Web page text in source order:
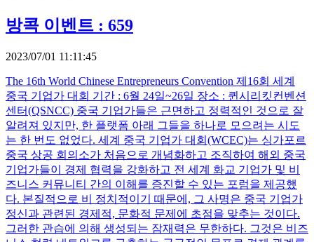
방콕 이벤트 : 659
2023/07/01 11:11:45
The 16th World Chinese Entrepreneurs Convention 제16회 세계
중국 기업가 대회 기간 : 6월 24일~26일 장소 : 퀸시리킷컨벤션
센터(QSNCC) 중국 기업가들은 근면하고 정력적인 것으로 잘
알려져 있지만, 한 플랫폼 아래 그들을 하나로 모으려는 시도
는 한 번도 없었다. 세계 중국 기업가 대회(WCEC)는 싱가포르
중국 상공 회의소가 처음으로 개념화하고 조직하여 해외 중국
기업가들이 경제 협력을 강화하고 전 세계 화교 기업가 및 비
즈니스 커뮤니티 간의 이해를 증진할 수 있는 포럼을 제공했
다. 본질적으로 비 정치적이기 때문에, 그 사명은 중국 기업가
정신과 관련된 경제적, 문화적 문제에 초점을 맞추는 것이다.
그러한 관습에 의해 생성되는 잠재력은 무한하다. 그것은 비즈